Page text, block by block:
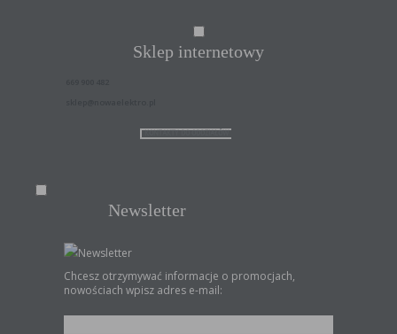
Sklep internetowy
KONTAKTY DO ODDZIAŁÓW
Newsletter
Newsletter
Chcesz otrzymywać informacje o promocjach,
nowościach wpisz adres e-mail: